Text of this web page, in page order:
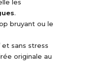
les
.
bruyant ou le
et sans stress
originale au